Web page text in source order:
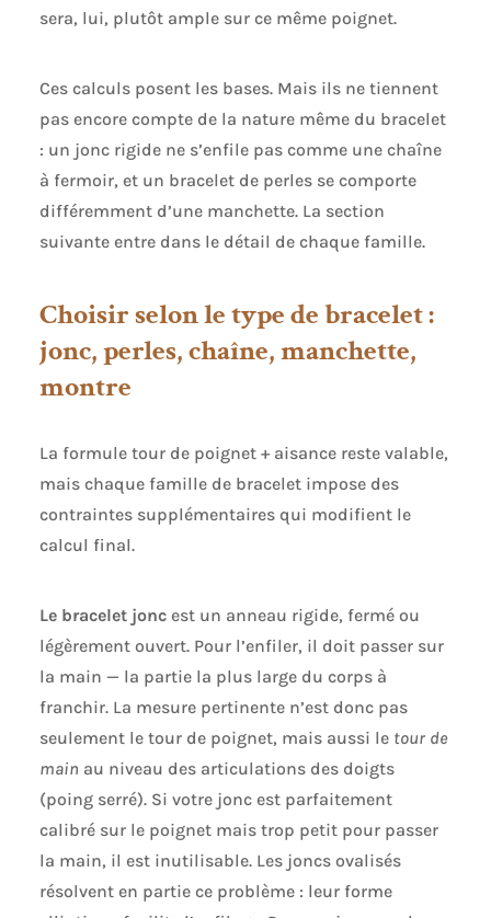
sera, lui, plutôt ample sur ce même poignet.
Ces calculs posent les bases. Mais ils ne tiennent
pas encore compte de la nature même du bracelet
: un jonc rigide ne s’enfile pas comme une chaîne
à fermoir, et un bracelet de perles se comporte
différemment d’une manchette. La section
suivante entre dans le détail de chaque famille.
Choisir selon le type de bracelet :
jonc, perles, chaîne, manchette,
montre
La formule tour de poignet + aisance reste valable,
mais chaque famille de bracelet impose des
contraintes supplémentaires qui modifient le
calcul final.
Le bracelet joncest un anneau rigide, fermé ou
légèrement ouvert. Pour l’enfiler, il doit passer sur
la main — la partie la plus large du corps à
franchir. La mesure pertinente n’est donc pas
seulement le tour de poignet, mais aussi le tour de
main au niveau des articulations des doigts
(poing serré). Si votre jonc est parfaitement
calibré sur le poignet mais trop petit pour passer
la main, il est inutilisable. Les joncs ovalisés
résolvent en partie ce problème : leur forme